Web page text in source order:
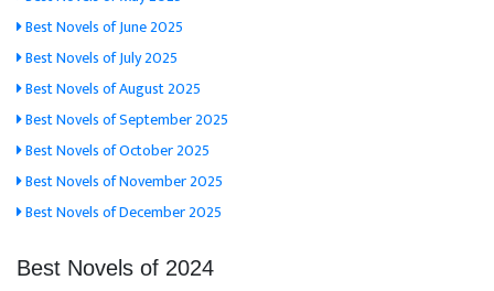
Best Novels of June 2025
Best Novels of July 2025
Best Novels of August 2025
Best Novels of September 2025
Best Novels of October 2025
Best Novels of November 2025
Best Novels of December 2025
Best Novels of 2024